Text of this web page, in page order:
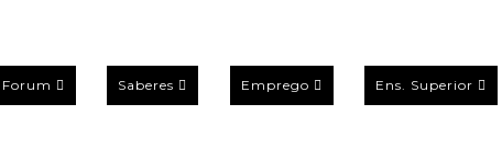
Saberes Emprego Ens. Superior